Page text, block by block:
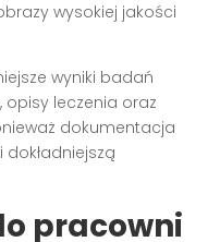
wysokiej jakości
wyniki badań
leczenia oraz
dokumentacja
dokładniejszą
pracowni